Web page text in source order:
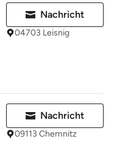
Nachricht
04703 Leisnig
Nachricht
09113 Chemnitz